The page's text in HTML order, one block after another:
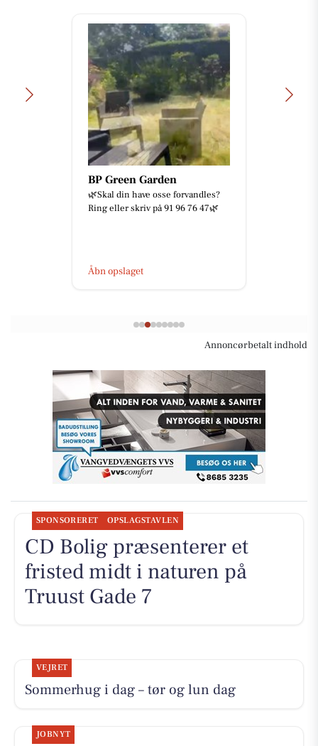
BP Green Garden
🌿Skal din have osse forvandles?
Ring eller skriv på 91 96 76 47🌿
Åbn opslaget
Annoncørbetalt indhold
SPONSORERET OPSLAGSTAVLEN
CD Bolig præsenterer et
fristed midt i naturen på
Truust Gade 7
VEJRET
Sommerhug i dag – tør og lun dag
JOBNYT